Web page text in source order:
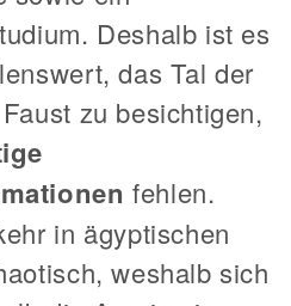
Deshalb ist es
das Tal der
zu besichtigen,
fehlen.
in ägyptischen
weshalb sich